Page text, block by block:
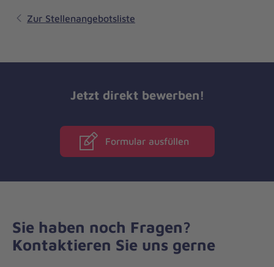
Zur Stellenangebotsliste
Jetzt direkt bewerben!
Formular ausfüllen
Sie haben noch Fragen?
Kontaktieren Sie uns gerne